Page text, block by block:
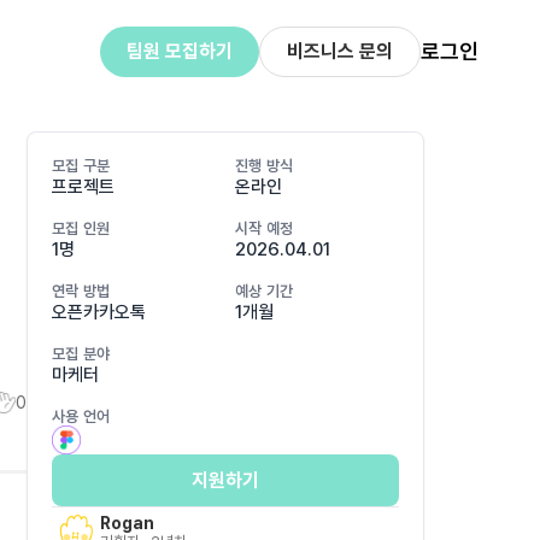
팀원 모집하기 비즈니스 문의 로그인
0
모집 구분
프로젝트
진행 방식
온라인
모집 인원
1명
시작 예정
2026.04.01
연락 방법
오픈카카오톡
예상 기간
1개월
모집 분야
마케터
사용 언어
지원하기
Rogan